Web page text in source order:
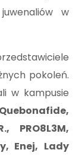
w
pokoleń.
w kampusie
PRO8L3M,
Enej, Lady